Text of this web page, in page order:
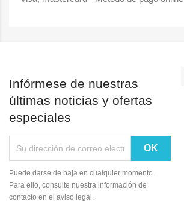
Infórmese de nuestras
últimas noticias y ofertas
especiales
Puede darse de baja en cualquier momento.
Para ello, consulte nuestra información de
contacto en el aviso legal.